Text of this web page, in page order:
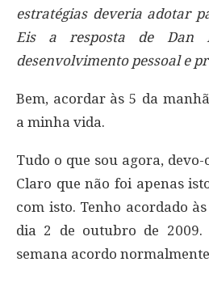
estratégias deveria adotar
Eis a resposta de Dan
desenvolvimento pessoal e
Bem, acordar às 5 da
a minha vida.
Tudo o que sou agora,
Claro que não foi apenas
com isto. Tenho acordado
dia 2 de outubro de 2009.
semana acordo